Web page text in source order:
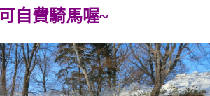
可自費騎馬喔~